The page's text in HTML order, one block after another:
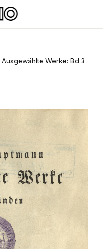
Ausgewählte Werke: Bd 3